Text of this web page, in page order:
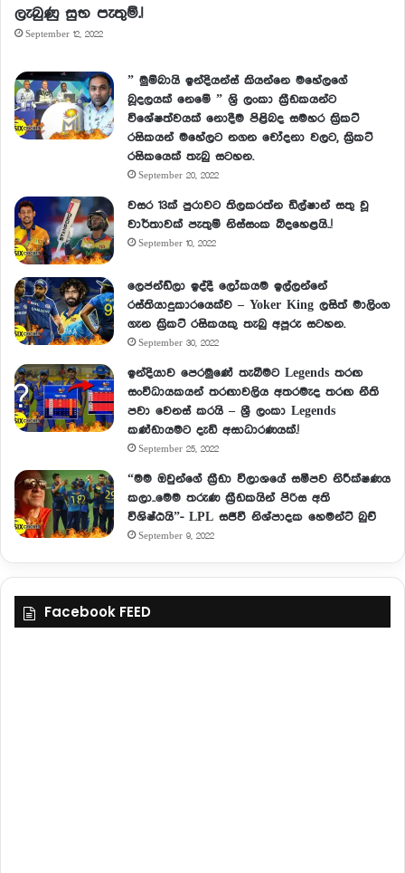
ලැබුණු සුභ පැතුම්.!
September 12, 2022
” මුම්බායි ඉන්දියන්ස් කියන්නෙ මහේලගේ
බූදලයක් නෙමේ ” ශ්‍රි ලංකා ක්‍රීඩකයන්ට
විශේෂත්වයක් නොදීම පිළිබද සමහර ක්‍රිකට්
රසිකයන් මහේලට නගන චෝදනා වලට, ක්‍රිකට්
රසිකයෙක් තැබු සටහන.
September 20, 2022
වසර 13ක් පුරාවට තිලකරත්න ඩිල්ෂාන් සතු වූ
වාර්තාවක් පැතුම් නිස්සංක බිදහෙළයි..!
September 10, 2022
ලෙජන්ඩ්ලා ඉද්දී ලෝකයම ඉල්ලන්නේ
රස්තියාදුකාරයෙක්ව – Yoker King ලසිත් මාලිංග
ගැන ක්‍රිකට් රසිකයකු තැබු අපූරු සටහන.
September 30, 2022
ඉන්දියාව පෙරමුණේ තැබීමට Legends තරඟ
සංවිධායකයන් තරඟාවලිය අතරමැද තරඟ නීති
පවා වෙනස් කරයි – ශ්‍රී ලංකා Legends
කණ්ඩායමට දැඩි අසාධාරණයක්.!
September 25, 2022
“මම ඔවුන්ගේ ක්‍රීඩා විලාශයේ සමීපව නිරීක්ෂණය
කලා..මෙම තරුණ ක්‍රීඩකයින් පිරිස අති
විශිෂ්ඨයි”- LPL සජීවී නිශ්පාදක හෙමන්ට් බුච්
September 9, 2022
Facebook FEED